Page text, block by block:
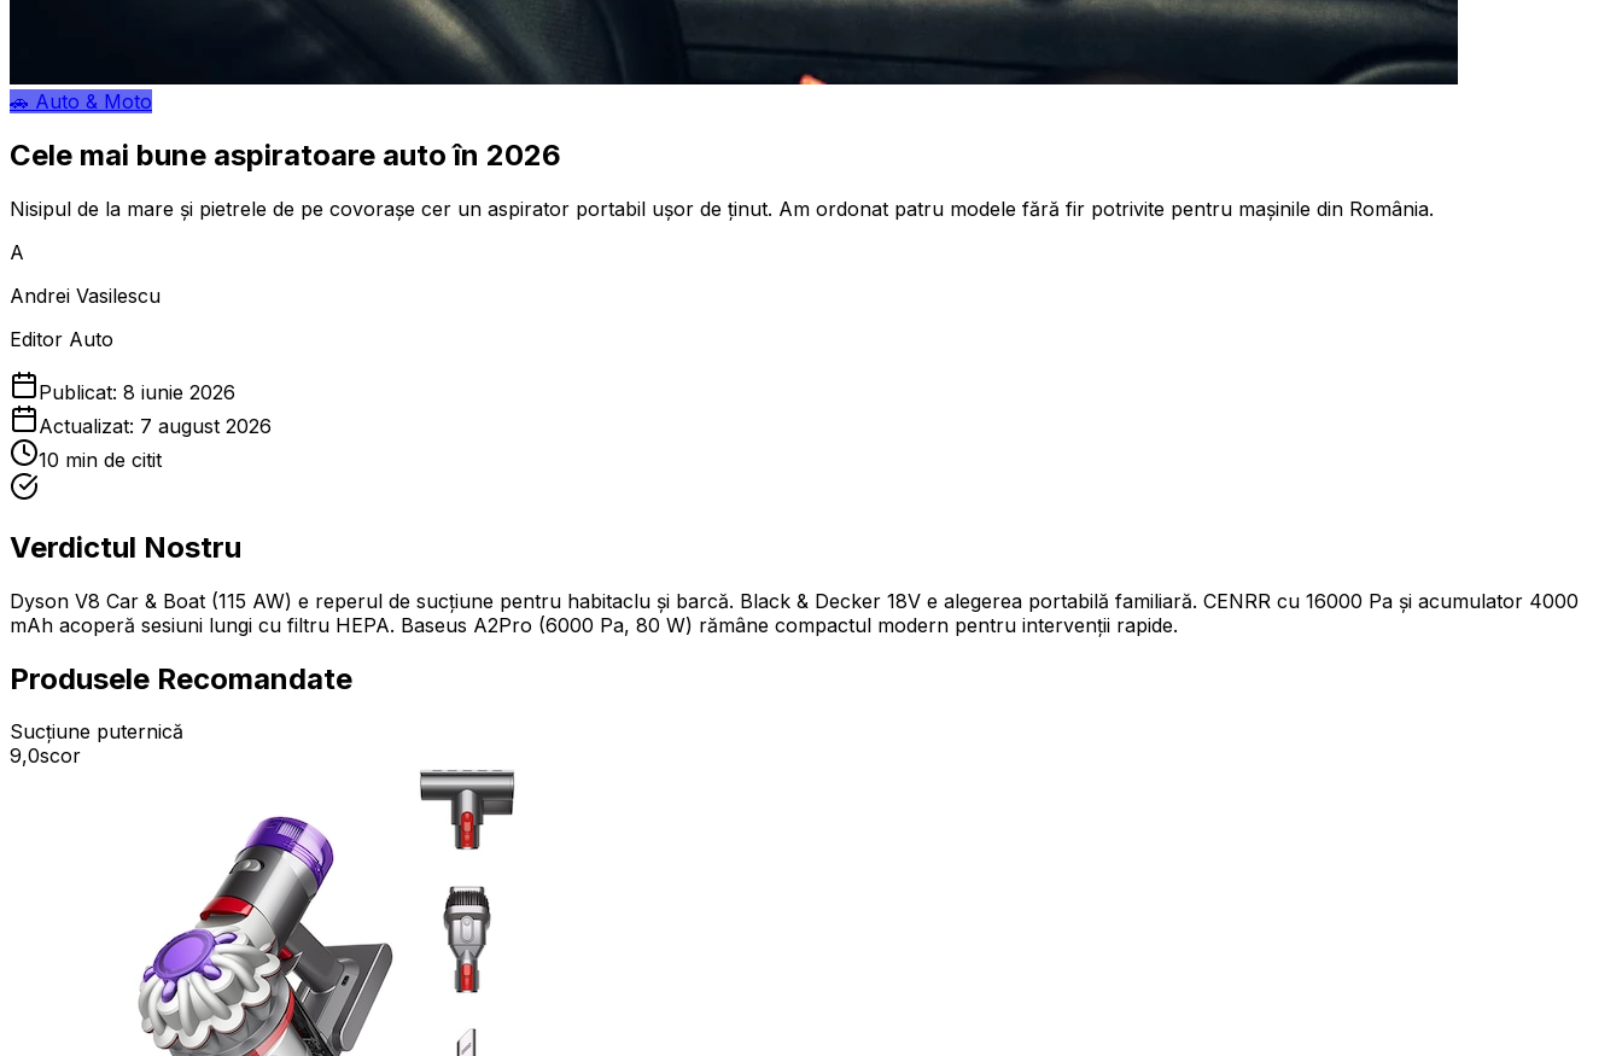
🚗 Auto & Moto
Cele mai bune aspiratoare auto în 2026
Nisipul de la mare și pietrele de pe covorașe cer un aspirator portabil ușor de ținut. Am ordonat patru modele fără fir potrivite pentru mașinile din România.
A
Andrei Vasilescu
Editor Auto
Publicat: 8 iunie 2026
Actualizat: 7 august 2026
10 min de citit
Verdictul Nostru
Dyson V8 Car & Boat (115 AW) e reperul de sucțiune pentru habitaclu și barcă. Black & Decker 18V e alegerea portabilă familiară. CENRR cu 16000 Pa și acumulator 4000
mAh acoperă sesiuni lungi cu filtru HEPA. Baseus A2Pro (6000 Pa, 80 W) rămâne compactul modern pentru intervenții rapide.
Produsele Recomandate
Sucțiune puternică
9,0scor